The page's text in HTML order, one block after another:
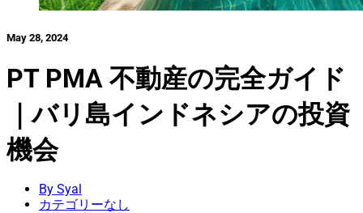
May 28, 2024
PT PMA 不動産の完全ガイド
｜バリ島インドネシアの投資
機会
By Syal
カテゴリーなし